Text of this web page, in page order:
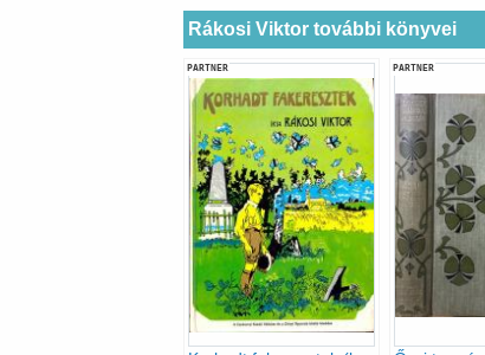
Rákosi Viktor további könyvei
PARTNER PARTNER